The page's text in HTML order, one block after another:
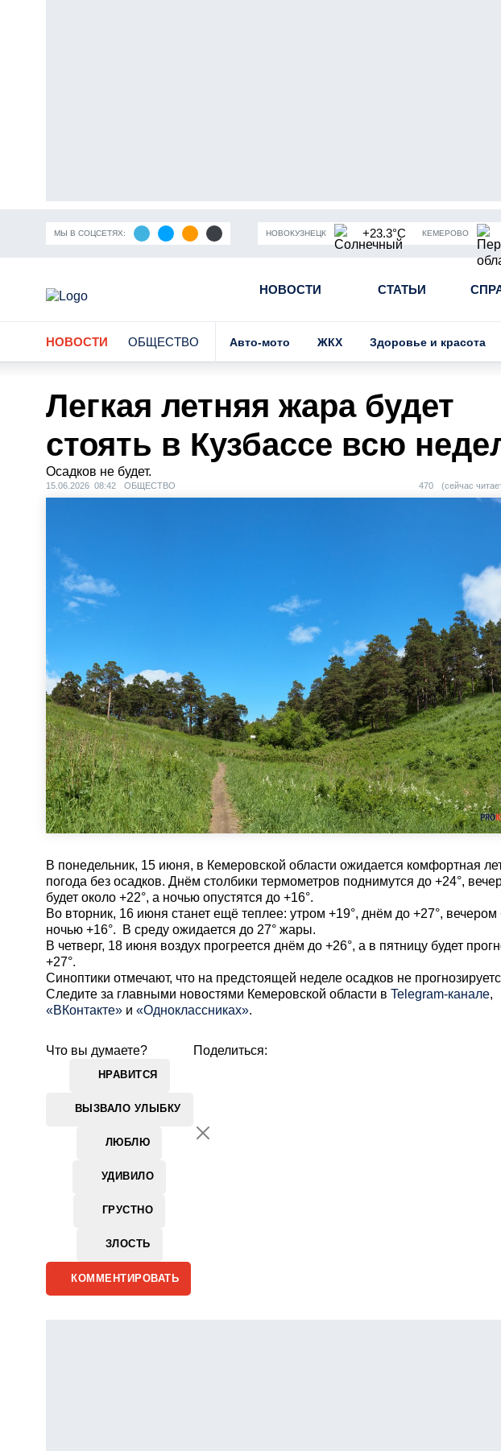
МЫ В СОЦСЕТЯХ: НОВОКУЗНЕЦК +23.3°C КЕМЕРОВО
НОВОСТИ СТАТЬИ
Кузбасса Пандемия коронавирусной инфекции Частичная мобилизация в
НОВОСТИ ОБЩЕСТВО Авто-мото ЖКХ Здоровье и красота
Легкая летняя жара будет
стоять в Кузбассе всю
Осадков не будет.
15.06.2026 08:42 ОБЩЕСТВО 470 (сейчас
В понедельник, 15 июня, в Кемеровской области ожидается комфортная
погода без осадков. Днём столбики термометров поднимутся до +24°,
будет около +22°, а ночью опустятся до +16°.
Во вторник, 16 июня станет ещё теплее: утром +19°, днём до +27°, вечером
ночью +16°. В среду ожидается до 27° жары.
В четверг, 18 июня воздух прогреется днём до +26°, а в пятницу будет
+27°.
Синоптики отмечают, что на предстоящей неделе осадков не
Cледите за главными новостями Кемеровской области в Telegram-канале,
«ВКонтакте» и «Одноклассниках».
Что вы думаете?
НРАВИТСЯ
ВЫЗВАЛО УЛЫБКУ
ЛЮБЛЮ
УДИВИЛО
ГРУСТНО
ЗЛОСТЬ
Поделиться:
КОММЕНТИРОВАТЬ